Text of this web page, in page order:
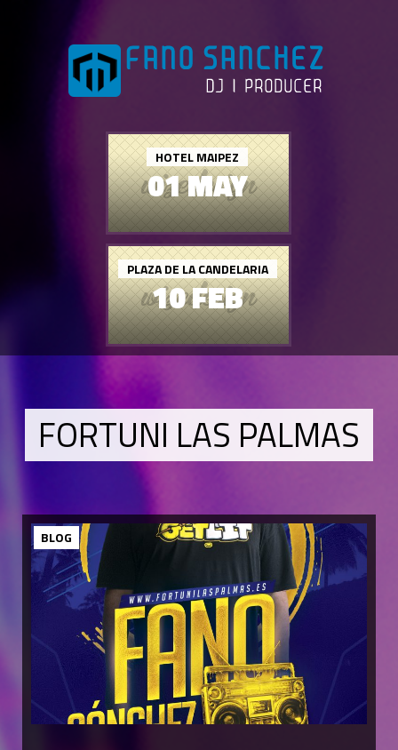
01 MAY
HOTEL MAIPEZ
10 FEB
PLAZA DE LA CANDELARIA
FORTUNI LAS PALMAS
BLOG